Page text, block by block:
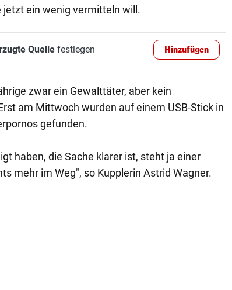
jetzt ein wenig vermitteln will.
Quellefestlegen Hinzufügen
zwar ein Gewalttäter, aber kein
am Mittwoch wurden auf einem USB-Stick in
gefunden.
haben, die Sache klarer ist, steht ja einer
mehr im Weg", so Kupplerin Astrid Wagner.